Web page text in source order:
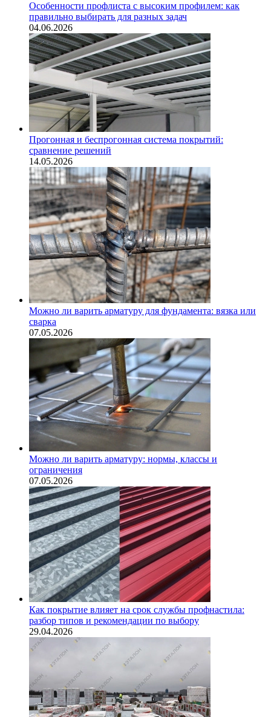
Особенности профлиста с высоким профилем: как
правильно выбирать для разных задач
04.06.2026
Прогонная и беспрогонная система покрытий:
сравнение решений
14.05.2026
Можно ли варить арматуру для фундамента: вязка или
сварка
07.05.2026
Можно ли варить арматуру: нормы, классы и
ограничения
07.05.2026
Как покрытие влияет на срок службы профнастила:
разбор типов и рекомендации по выбору
29.04.2026